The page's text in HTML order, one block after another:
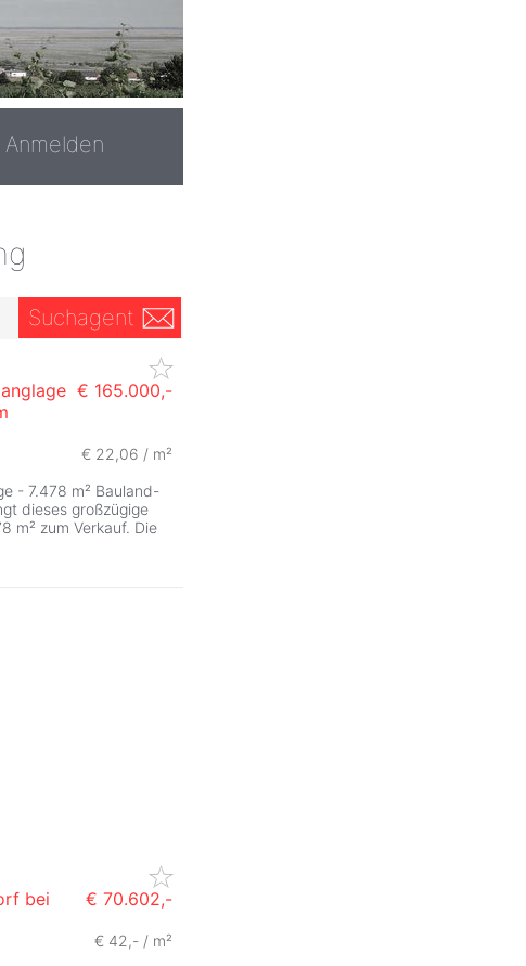
Anmelden
Suchagent
€ 165.000,-
€ 22,06 / m²
- 7.478 m² Bauland-
dieses großzügige
m² zum Verkauf. Die
bei
€ 70.602,-
€ 42,- / m²